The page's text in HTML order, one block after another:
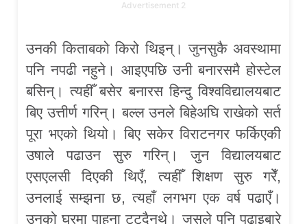
Advertisement 2
उनकी किताबको किरो थिइन्। जुनसुकै अवस्थामा
पनि नपढी नहुने। आइएपछि उनी बनारसमै होस्टेल
बसिन्। त्यहीँ बसेर बनारस हिन्दु विश्वविद्यालयबाट
बिए उत्तीर्ण गरिन्। बल्ल उनले बिहेअघि राखेको सर्त
पूरा भएको थियो। बिए सकेर विराटनगर फर्किएकी
उषाले पढाउन सुरु गरिन्। जुन विद्यालयबाट
एसएलसी दिएकी थिएँ, त्यहीँ शिक्षण सुरु गरेँ,
उनलाई सम्झना छ, त्यहाँ लगभग एक वर्ष पढाएँ।
उनको घरमा पाहुना टुट्दैनथे। जसले पनि पढाइबारे